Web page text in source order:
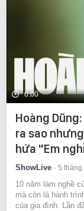
0:00
Hoàng
ra sao
hứa "Em
ShowLive 5
10 năm làm nghề
mà còn là hành
của gia đình. Lần